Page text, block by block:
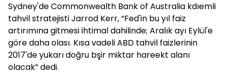
Sydney'de Commonwealth Bank of Australia kdıemli
tahvil stratejisti Jarrod Kerr, “Fed'in bu yıl faiz
artırımına gitmesi ihtimal dahilinde; Aralık ayı Eylül'e
göre daha olası. Kısa vadeli ABD tahvil faizlerinin
2017'de yukarı doğru bşir miktar hareekt alanı
olacak” dedi.